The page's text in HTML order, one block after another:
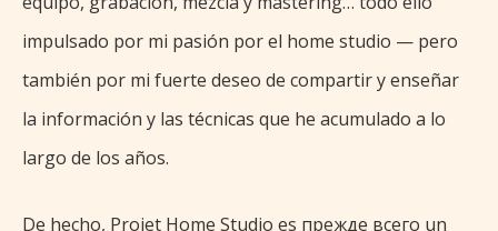
impulsado por mi pasión por el home studio — pero
también por mi fuerte deseo de compartir y enseñar
la información y las técnicas que he acumulado a lo
largo de los años.
De hecho, Projet Home Studio es прежде всего un